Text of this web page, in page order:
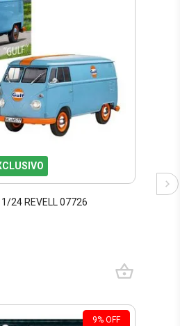
1/24 REVELL 07726
9% OFF